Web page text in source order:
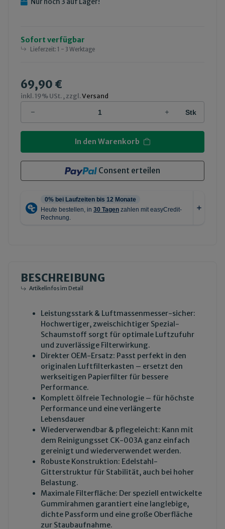
Sofort verfügbar
Lieferzeit: 1 - 3 Werktage
69,90 €
inkl. 19% USt. , zzgl.Versand
Stk
In den Warenkorb
Consent erteilen
BESCHREIBUNG
Artikelinfos im Detail
Leistungsstark & Luftmassenmesser-sicher:
Hochwertiger, zweischichtiger Spezial-
Schaumstoff sorgt für optimale Luftzufuhr
und zuverlässige Filterwirkung.
Direkter OEM-Ersatz: Passt perfekt in den
originalen Luftfilterkasten – ersetzt den
werkseitigen Papierfilter für bessere
Performance.
Komplett ölfreie Technologie – für höchste
Performance und eine verlängerte
Lebensdauer
Wiederverwendbar & pflegeleicht: Kann mit
dem Reinigungsset CK-003A ganz einfach
gereinigt und wiederverwendet werden.
Robuste Konstruktion: Edelstahl-
Gitterstruktur für Stabilität, auch bei hoher
Belastung.
Maximale Filterfläche: Der speziell entwickelte
Gummirahmen garantiert eine langlebige,
dichte Passform und eine große Oberfläche
zur Staubaufnahme.